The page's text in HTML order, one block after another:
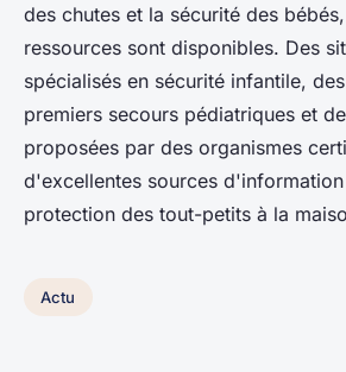
des chutes et la sécurité des
ressources sont disponibles. Des
spécialisés en sécurité infantile,
premiers secours pédiatriques et
proposées par des organismes
d'excellentes sources
protection des tout-petits à la
Actu